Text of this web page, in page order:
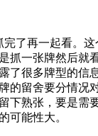
了再一起看。这
抓一张牌然后就
了很多牌型的信
的留舍要分情况
下熟张，要是需
可能性大。